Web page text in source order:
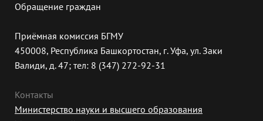
Обращение граждан
Приёмная комиссия БГМУ
450008, Республика Башкортостан, г. Уфа, ул. Заки
Валиди, д. 47; тел: 8 (347) 272-92-31
Контакты
Министерство науки и высшего образования